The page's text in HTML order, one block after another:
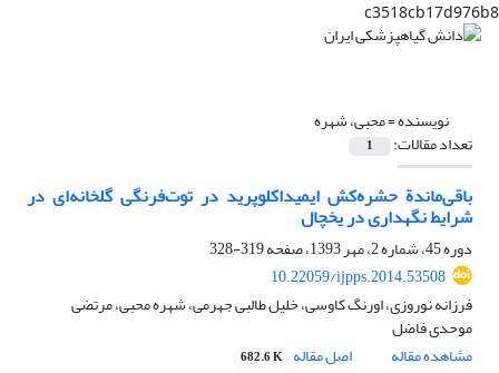
c3518cb17d976b8
نویسنده =محبی، شهره
تعداد مقالات: 1
باقی‌ماندة حشره‌کش ایمیداکلوپرید در توت‌فرنگی گلخانه‌ای در
شرایط نگهداری در یخچال
دوره 45، شماره 2، مهر 1393، صفحه
319-328
10.22059/ijpps.2014.53508
فرزانه نوروزی، اورنگ کاوسی، خلیل طالبی جهرمی، شهره محبی، مرتضی
موحدی فاضل
مشاهده مقاله
اصل مقاله 682.6 K